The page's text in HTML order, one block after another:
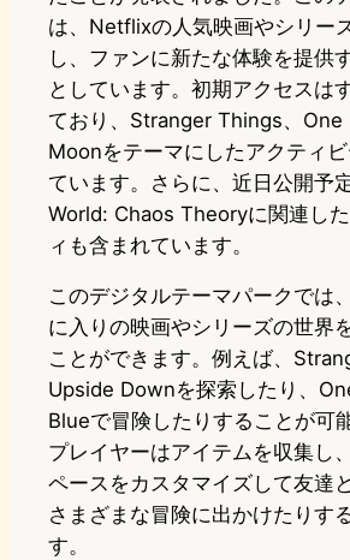
は、Netflixの人気映画やシリー
し、ファンに新たな体験を提供
としています。初期アクセスは
ており、Stranger Things、One
Moonをテーマにしたアクティ
ています。さらに、近日公開予
World: Chaos Theoryに関連し
ィも含まれています。
このデジタルテーマパークでは
に入りの映画やシリーズの世界
ことができます。例えば、
Upside Downを探索したり、
Blueで冒険したりすることが可
プレイヤーはアイテムを収集し
ペースをカスタマイズして友達
さまざまな冒険に出かけたりす
す。